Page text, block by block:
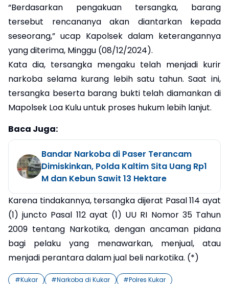
“Berdasarkan pengakuan tersangka, barang
tersebut rencananya akan diantarkan kepada
seseorang,” ucap Kapolsek dalam keterangannya
yang diterima, Minggu (08/12/2024).
Kata dia, tersangka mengaku telah menjadi kurir
narkoba selama kurang lebih satu tahun. Saat ini,
tersangka beserta barang bukti telah diamankan di
Mapolsek Loa Kulu untuk proses hukum lebih lanjut.
Baca Juga:
Bandar Narkoba di Paser Terancam
Dimiskinkan, Polda Kaltim Sita Uang Rp1
M dan Kebun Sawit 13 Hektare
Karena tindakannya, tersangka dijerat Pasal 114 ayat
(1) juncto Pasal 112 ayat (1) UU RI Nomor 35 Tahun
2009 tentang Narkotika, dengan ancaman pidana
bagi pelaku yang menawarkan, menjual, atau
menjadi perantara dalam jual beli narkotika. (*)
#Kukar #Narkoba di Kukar #Polres Kukar